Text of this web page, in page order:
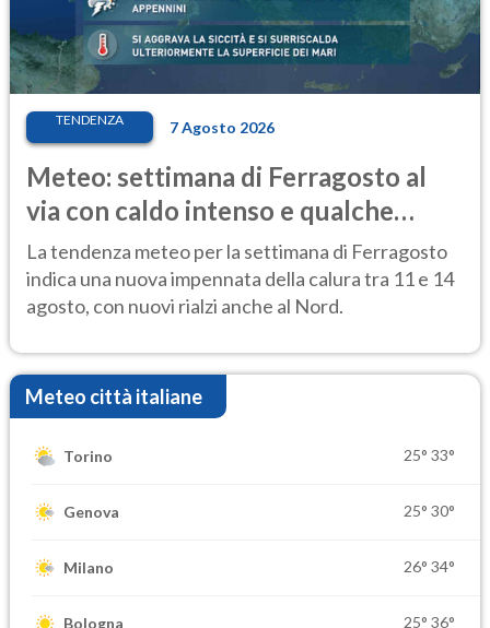
TENDENZA 7 Agosto 2026
Meteo: settimana di Ferragosto al
via con caldo intenso e qualche
temporale
La tendenza meteo per la settimana di Ferragosto
indica una nuova impennata della calura tra 11 e 14
agosto, con nuovi rialzi anche al Nord.
Meteo città italiane
Torino 25° 33°
Genova 25° 30°
Milano 26° 34°
Bologna 25° 36°